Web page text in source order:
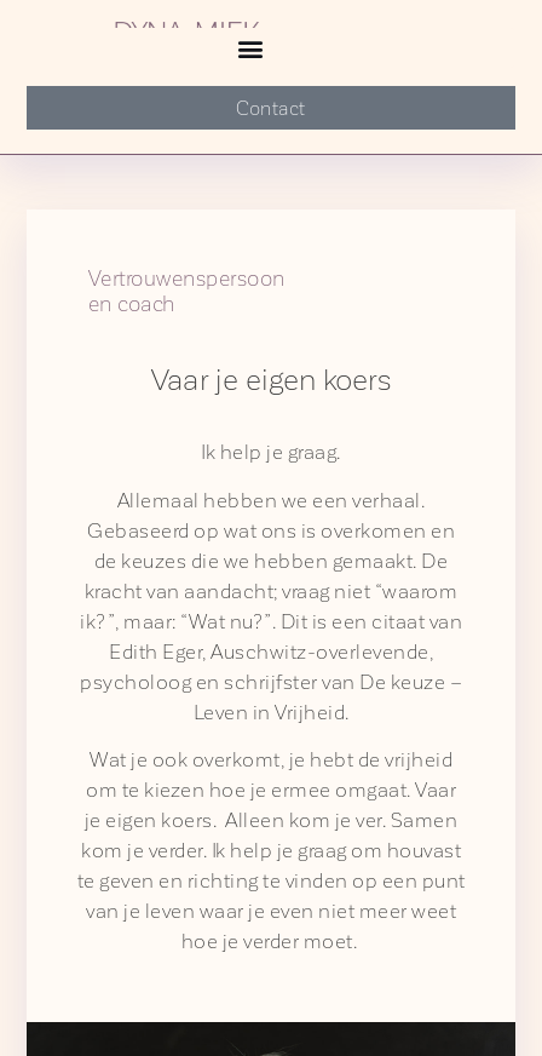
Contact
Vertrouwenspersoon
en coach
Vaar je eigen koers
Ik help je graag.
Allemaal hebben we een verhaal.
Gebaseerd op wat ons is overkomen en
de keuzes die we hebben gemaakt. De
kracht van aandacht; vraag niet “waarom
ik?”, maar: “Wat nu?”. Dit is een citaat van
Edith Eger, Auschwitz-overlevende,
psycholoog en schrijfster van De keuze –
Leven in Vrijheid.
Wat je ook overkomt, je hebt de vrijheid
om te kiezen hoe je ermee omgaat. Vaar
je eigen koers. Alleen kom je ver. Samen
kom je verder. Ik help je graag om houvast
te geven en richting te vinden op een punt
van je leven waar je even niet meer weet
hoe je verder moet.